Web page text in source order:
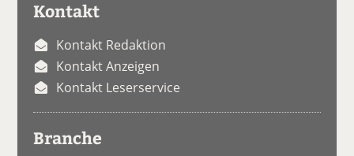
Kontakt
Kontakt Redaktion
Kontakt Anzeigen
Kontakt Leserservice
Branche